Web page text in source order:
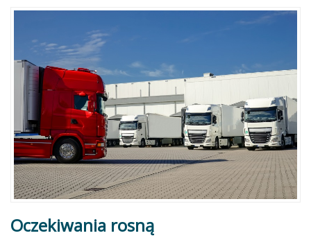
Oczekiwania rosną